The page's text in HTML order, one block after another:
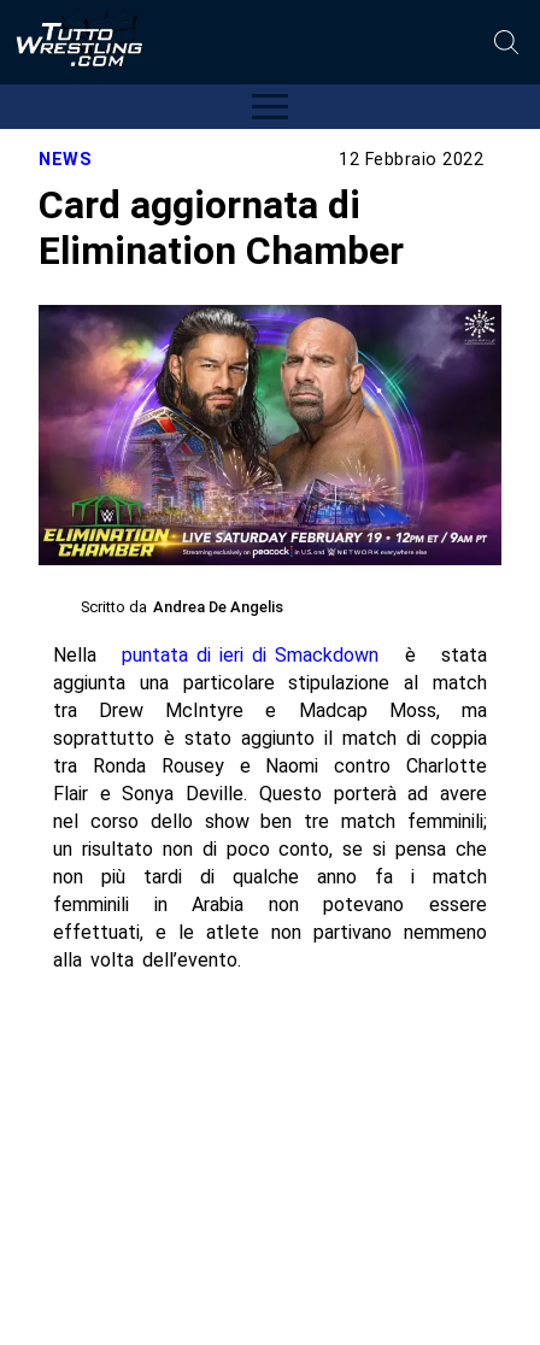
NEWS 12 Febbraio 2022
Card aggiornata di
Elimination Chamber
Scritto da Andrea De Angelis
Nellapuntata di ieri di Smackdown è stata
aggiunta una particolare stipulazione al match
tra Drew McIntyre e Madcap Moss, ma
soprattutto è stato aggiunto il match di coppia
tra Ronda Rousey e Naomi contro Charlotte
Flair e Sonya Deville. Questo porterà ad avere
nel corso dello show ben tre match femminili;
un risultato non di poco conto, se si pensa che
non più tardi di qualche anno fa i match
femminili in Arabia non potevano essere
effettuati, e le atlete non partivano nemmeno
alla volta dell’evento.